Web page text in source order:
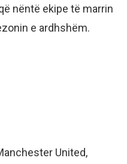
nëntë ekipe të marrin
e ardhshëm.
United,